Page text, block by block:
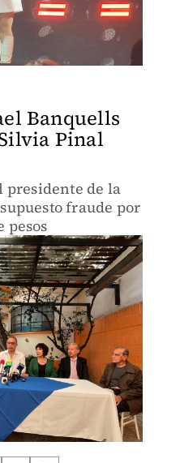
Banquells
Pinal
presidente de la
fraude por
pesos